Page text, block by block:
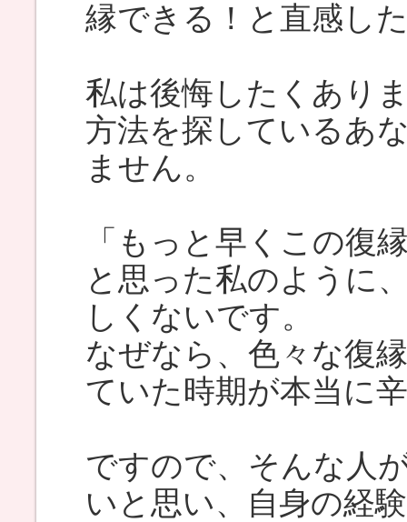
縁できる！と直感し
私は後悔したくあり
方法を探しているあ
ません。
「もっと早くこの復
と思った私のように
しくないです。
なぜなら、色々な復
ていた時期が本当に
ですので、そんな人
いと思い、自身の経